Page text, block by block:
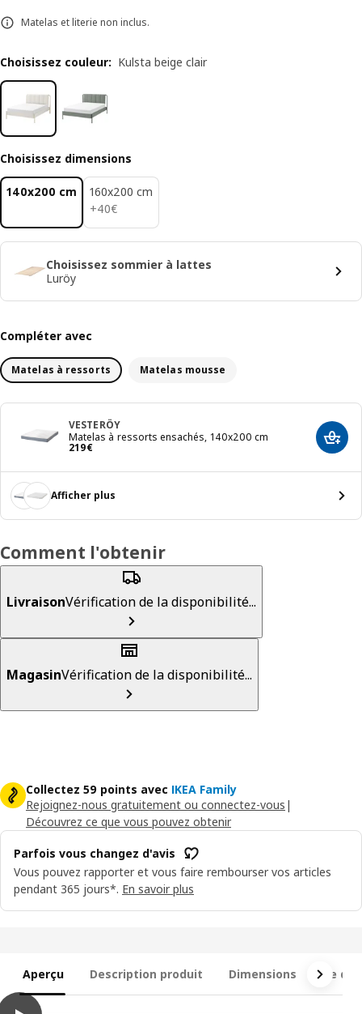
Matelas et literie non inclus.
Choisissez couleur: Kulsta beige clair
Choisissez dimensions
140x200 cm
160x200 cm
+40€
40€
Choisissez sommier à lattes
Luröy
Compléter avec
Matelas à ressorts Matelas mousse
VESTERÖY
Matelas à ressorts ensachés, 140x200 cm
219€
Prix 219€
Afficher plus
Comment l'obtenir
LivraisonVérification de la disponibilité...
MagasinVérification de la disponibilité...
Collectez 59 points avec IKEA Family
Rejoignez-nous gratuitement ou connectez-vous |
Découvrez ce que vous pouvez obtenir
Parfois vous changez d'avis
Vous pouvez rapporter et vous faire rembourser vos articles
pendant 365 jours*. En savoir plus
Aperçu Description produit Dimensions Ce